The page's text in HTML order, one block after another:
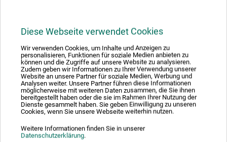
Diese Webseite verwendet Cookies
Wir verwenden Cookies, um Inhalte und Anzeigen zu
personalisieren, Funktionen für soziale Medien anbieten zu
können und die Zugriffe auf unsere Website zu analysieren.
Zudem geben wir Informationen zu Ihrer Verwendung unserer
Website an unsere Partner für soziale Medien, Werbung und
Analysen weiter. Unsere Partner führen diese Informationen
möglicherweise mit weiteren Daten zusammen, die Sie ihnen
bereitgestellt haben oder die sie im Rahmen Ihrer Nutzung der
Dienste gesammelt haben. Sie geben Einwilligung zu unseren
Cookies, wenn Sie unsere Webseite weiterhin nutzen.
Weitere Informationen finden Sie in unserer
Datenschutzerklärung.
mindre spröd. Lukas Studio fascinerar med mycket hög
briljans.
Riskhänvisning